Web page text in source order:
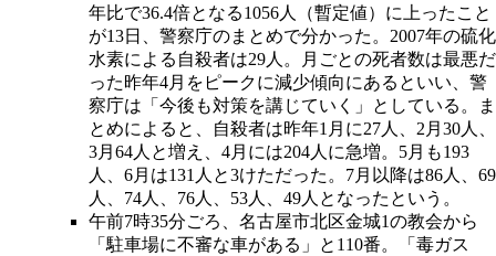
年比で36.4倍となる1056人（暫定値）に上ったこと
が13日、警察庁のまとめで分かった。2007年の硫化
水素による自殺者は29人。月ごとの死者数は最悪だ
った昨年4月をピークに減少傾向にあるといい、警
察庁は「今後も対策を講じていく」としている。ま
とめによると、自殺者は昨年1月に27人、2月30人、
3月64人と増え、4月には204人に急増。5月も193
人、6月は131人と3けただった。7月以降は86人、69
人、74人、76人、53人、49人となったという。
午前7時35分ごろ、名古屋市北区金城1の教会から
「駐車場に不審な車がある」と110番。「毒ガス